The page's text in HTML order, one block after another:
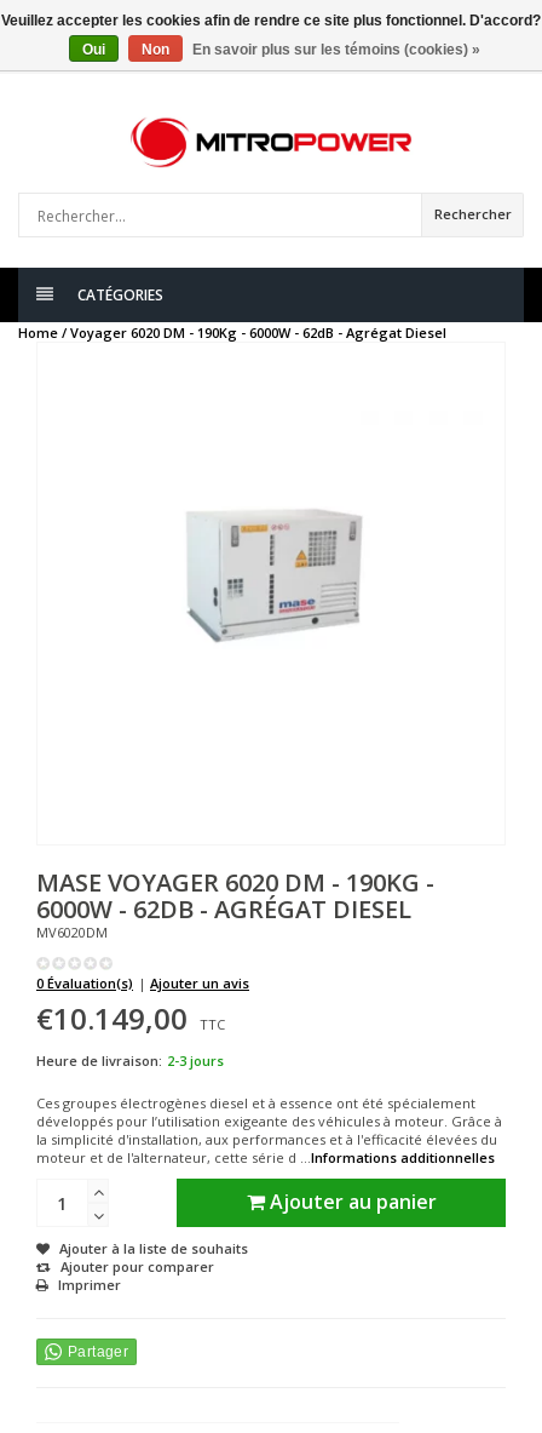
0articles
Rechercher
CATÉGORIES
Home / Voyager 6020 DM - 190Kg - 6000W - 62dB - Agrégat Diesel
MASE VOYAGER 6020 DM - 190KG -
6000W - 62DB - AGRÉGAT DIESEL
MV6020DM
0 Évaluation(s) | Ajouter un avis
€10.149,00
TTC
Heure de livraison: 2-3 jours
Ces groupes électrogènes diesel et à essence ont été spécialement
développés pour l’utilisation exigeante des véhicules à moteur. Grâce à
la simplicité d'installation, aux performances et à l'efficacité élevées du
moteur et de l'alternateur, cette série d ...Informations additionnelles
Ajouter au panier
Ajouter à la liste de souhaits
Ajouter pour comparer
Imprimer
Veuillez accepter les cookies afin de rendre ce site plus fonctionnel. D'accord?
Oui
Non En savoir plus sur les témoins (cookies) »